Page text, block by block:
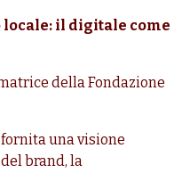
il digitale come
della Fondazione
una visione
brand, la